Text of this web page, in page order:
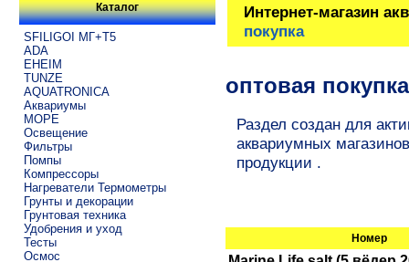
Каталог
SFILIGOI МГ+Т5
ADA
EHEIM
TUNZE
AQUATRONICA
Аквариумы
МОРЕ
Освещение
Фильтры
Помпы
Компрессоры
Нагреватели Термометры
Грунты и декорации
Грунтовая техника
Удобрения и уход
Тесты
Осмос
Интернет-магазин
покупка
оптовая покупка
Раздел создан для
аквариумных
продукции .
Номер